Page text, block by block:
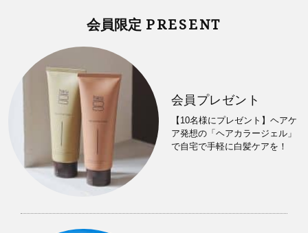
会員限定 PRESENT
会員プレゼント
【10名様にプレゼント】ヘアケ
ア発想の「ヘアカラージェル」
で自宅で手軽に白髪ケアを！